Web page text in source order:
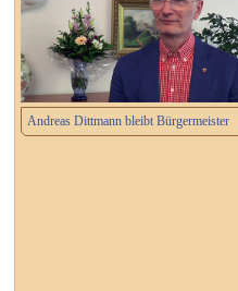
Andreas Dittmann bleibt Bürgermeister